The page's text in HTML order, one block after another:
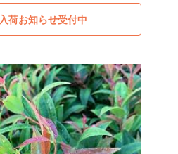
入荷お知らせ受付中